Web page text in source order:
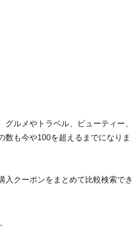
ルメやトラベル、ビューティー、
数も今や100を超えるまでになりま
入クーポンをまとめて比較検索でき